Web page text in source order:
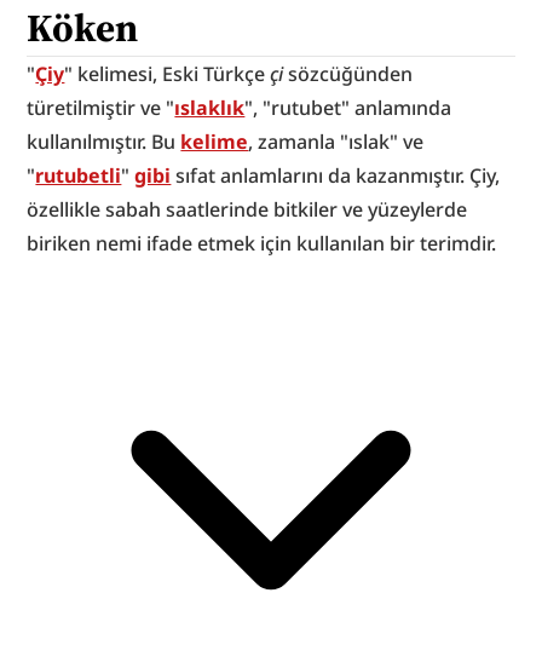
Köken
"Çiy" kelimesi, Eski Türkçe çi sözcüğünden
türetilmiştir ve "ıslaklık", "rutubet" anlamında
kullanılmıştır. Bu kelime, zamanla "ıslak" ve
"rutubetli" gibi sıfat anlamlarını da kazanmıştır. Çiy,
özellikle sabah saatlerinde bitkiler ve yüzeylerde
biriken nemi ifade etmek için kullanılan bir terimdir.